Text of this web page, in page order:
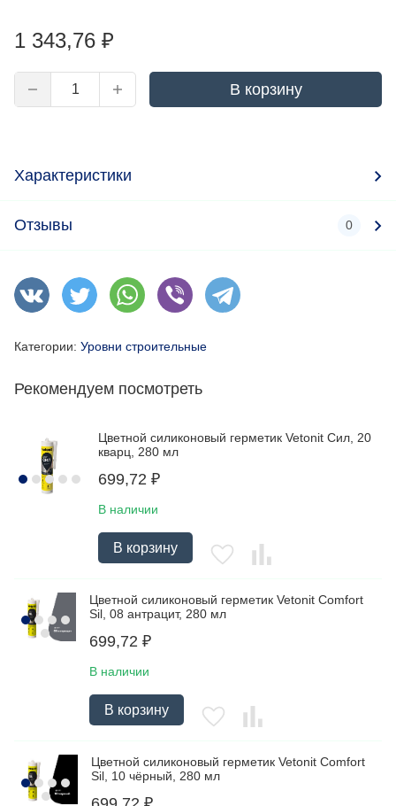
1 343,76 ₽
В корзину
Характеристики
Отзывы 0
Категории: Уровни строительные
Рекомендуем посмотреть
Цветной силиконовый герметик Vetonit Сил, 20
кварц, 280 мл
699,72 ₽
В наличии
В корзину
Цветной силиконовый герметик Vetonit Comfort
Sil, 08 антрацит, 280 мл
699,72 ₽
В наличии
В корзину
Цветной силиконовый герметик Vetonit Comfort
Sil, 10 чёрный, 280 мл